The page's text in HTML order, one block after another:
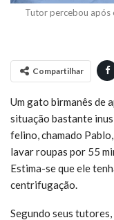
Tutor percebou após
Compartilhar
Um gato birmanês de
situação bastante
felino, chamado
lavar roupas por 55
Estima-se que ele
centrifugação.
Segundo seus